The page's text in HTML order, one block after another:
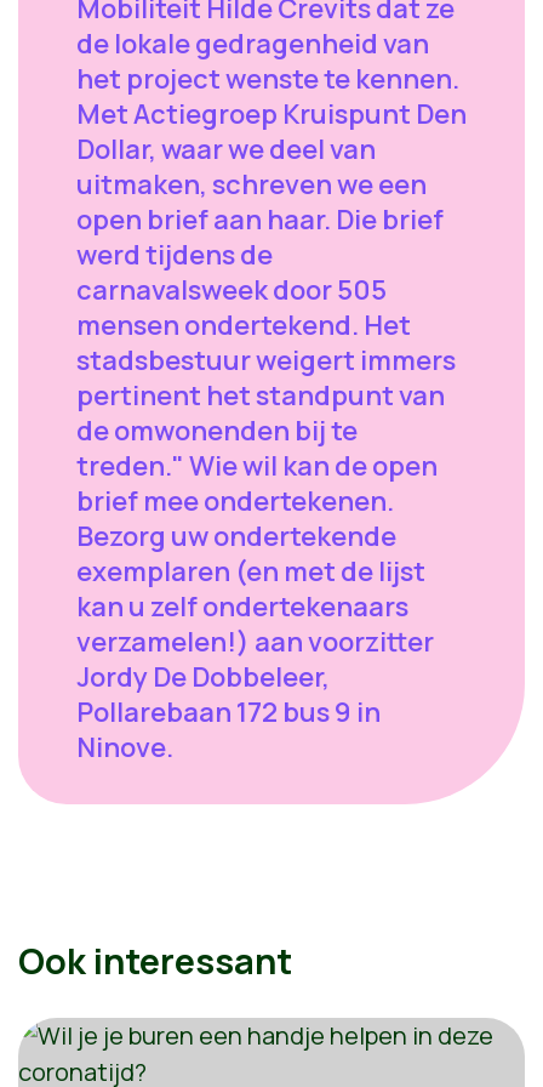
Mobiliteit Hilde Crevits dat ze
de lokale gedragenheid van
het project wenste te kennen.
Met Actiegroep Kruispunt Den
Dollar, waar we deel van
uitmaken, schreven we een
open brief aan haar. Die brief
werd tijdens de
carnavalsweek door 505
mensen ondertekend. Het
stadsbestuur weigert immers
pertinent het standpunt van
de omwonenden bij te
treden." Wie wil kan de open
brief mee ondertekenen.
Bezorg uw ondertekende
exemplaren (en met de lijst
kan u zelf ondertekenaars
verzamelen!) aan voorzitter
Jordy De Dobbeleer,
Pollarebaan 172 bus 9 in
Ninove.
Ook interessant